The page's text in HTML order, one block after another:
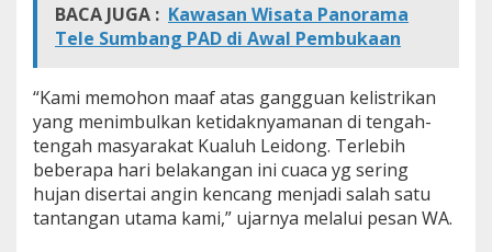
BACA JUGA : Kawasan Wisata Panorama
Tele Sumbang PAD di Awal Pembukaan
“Kami memohon maaf atas gangguan kelistrikan
yang menimbulkan ketidaknyamanan di tengah-
tengah masyarakat Kualuh Leidong. Terlebih
beberapa hari belakangan ini cuaca yg sering
hujan disertai angin kencang menjadi salah satu
tantangan utama kami,” ujarnya melalui pesan WA.